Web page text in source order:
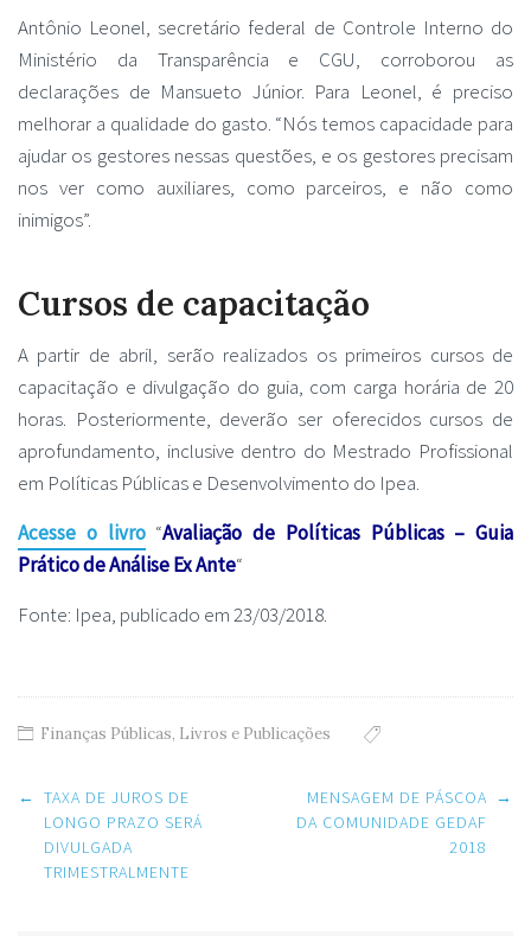
Antônio Leonel, secretário federal de Controle Interno do
Ministério da Transparência e CGU, corroborou as
declarações de Mansueto Júnior. Para Leonel, é preciso
melhorar a qualidade do gasto. “Nós temos capacidade para
ajudar os gestores nessas questões, e os gestores precisam
nos ver como auxiliares, como parceiros, e não como
inimigos”.
Cursos de capacitação
A partir de abril, serão realizados os primeiros cursos de
capacitação e divulgação do guia, com carga horária de 20
horas. Posteriormente, deverão ser oferecidos cursos de
aprofundamento, inclusive dentro do Mestrado Profissional
em Políticas Públicas e Desenvolvimento do Ipea.
Acesse o livro “Avaliação de Políticas Públicas – Guia
Prático de Análise Ex Ante“
Fonte: Ipea, publicado em 23/03/2018.
Finanças Públicas, Livros e Publicações
Post
navigation
← TAXA DE JUROS DE
LONGO PRAZO SERÁ
DIVULGADA
TRIMESTRALMENTE
MENSAGEM DE PÁSCOA
DA COMUNIDADE GEDAF
2018
→